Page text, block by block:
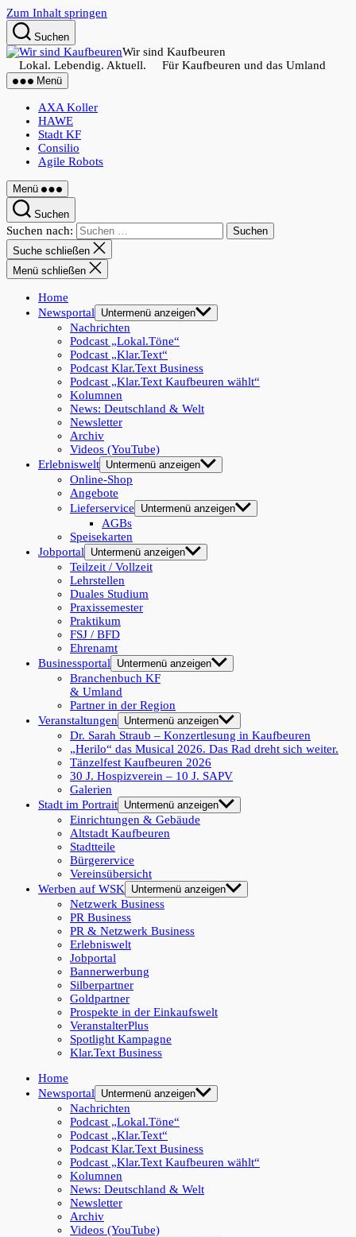
Zum Inhalt springen
Suchen
Wir sind Kaufbeuren
Lokal. Lebendig. Aktuell. Für Kaufbeuren und das Umland
Menü
AXA Koller
HAWE
Stadt KF
Consilio
Agile Robots
Menü
Suchen
Suchen nach:
Suche schließen
Menü schließen
Home
Newsportal
Untermenü anzeigen
Nachrichten
Podcast „Lokal.Töne“
Podcast „Klar.Text“
Podcast Klar.Text Business
Podcast „Klar.Text Kaufbeuren wählt“
Kolumnen
News: Deutschland & Welt
Newsletter
Archiv
Videos (YouTube)
Erlebniswelt Untermenü anzeigen
Online-Shop
Angebote
Lieferservice
Untermenü anzeigen
AGBs
Speisekarten
Jobportal
Untermenü anzeigen
Teilzeit / Vollzeit
Lehrstellen
Duales Studium
Praxissemester
Praktikum
FSJ / BFD
Ehrenamt
Businessportal
Untermenü anzeigen
Branchenbuch KF
& Umland
Partner in der Region
Veranstaltungen
Untermenü anzeigen
Dr. Sarah Straub – Konzertlesung in Kaufbeuren
„Herilo“ das Musical 2026. Das Rad dreht sich weiter.
Tänzelfest Kaufbeuren 2026
30 J. Hospizverein – 10 J. SAPV
Galerien
Stadt im Portrait Untermenü anzeigen
Einrichtungen & Gebäude
Altstadt Kaufbeuren
Stadtteile
Bürgerervice
Vereinsübersicht
Werben auf WSK
Untermenü anzeigen
Netzwerk Business
PR Business
PR & Netzwerk Business
Erlebniswelt
Jobportal
Bannerwerbung
Silberpartner
Goldpartner
Prospekte in der Einkaufswelt
VeranstalterPlus
Spotlight Kampagne
Klar.Text Business
Home
Newsportal
Untermenü anzeigen
Nachrichten
Podcast „Lokal.Töne“
Podcast „Klar.Text“
Podcast Klar.Text Business
Podcast „Klar.Text Kaufbeuren wählt“
Kolumnen
News: Deutschland & Welt
Newsletter
Archiv
Videos (YouTube)